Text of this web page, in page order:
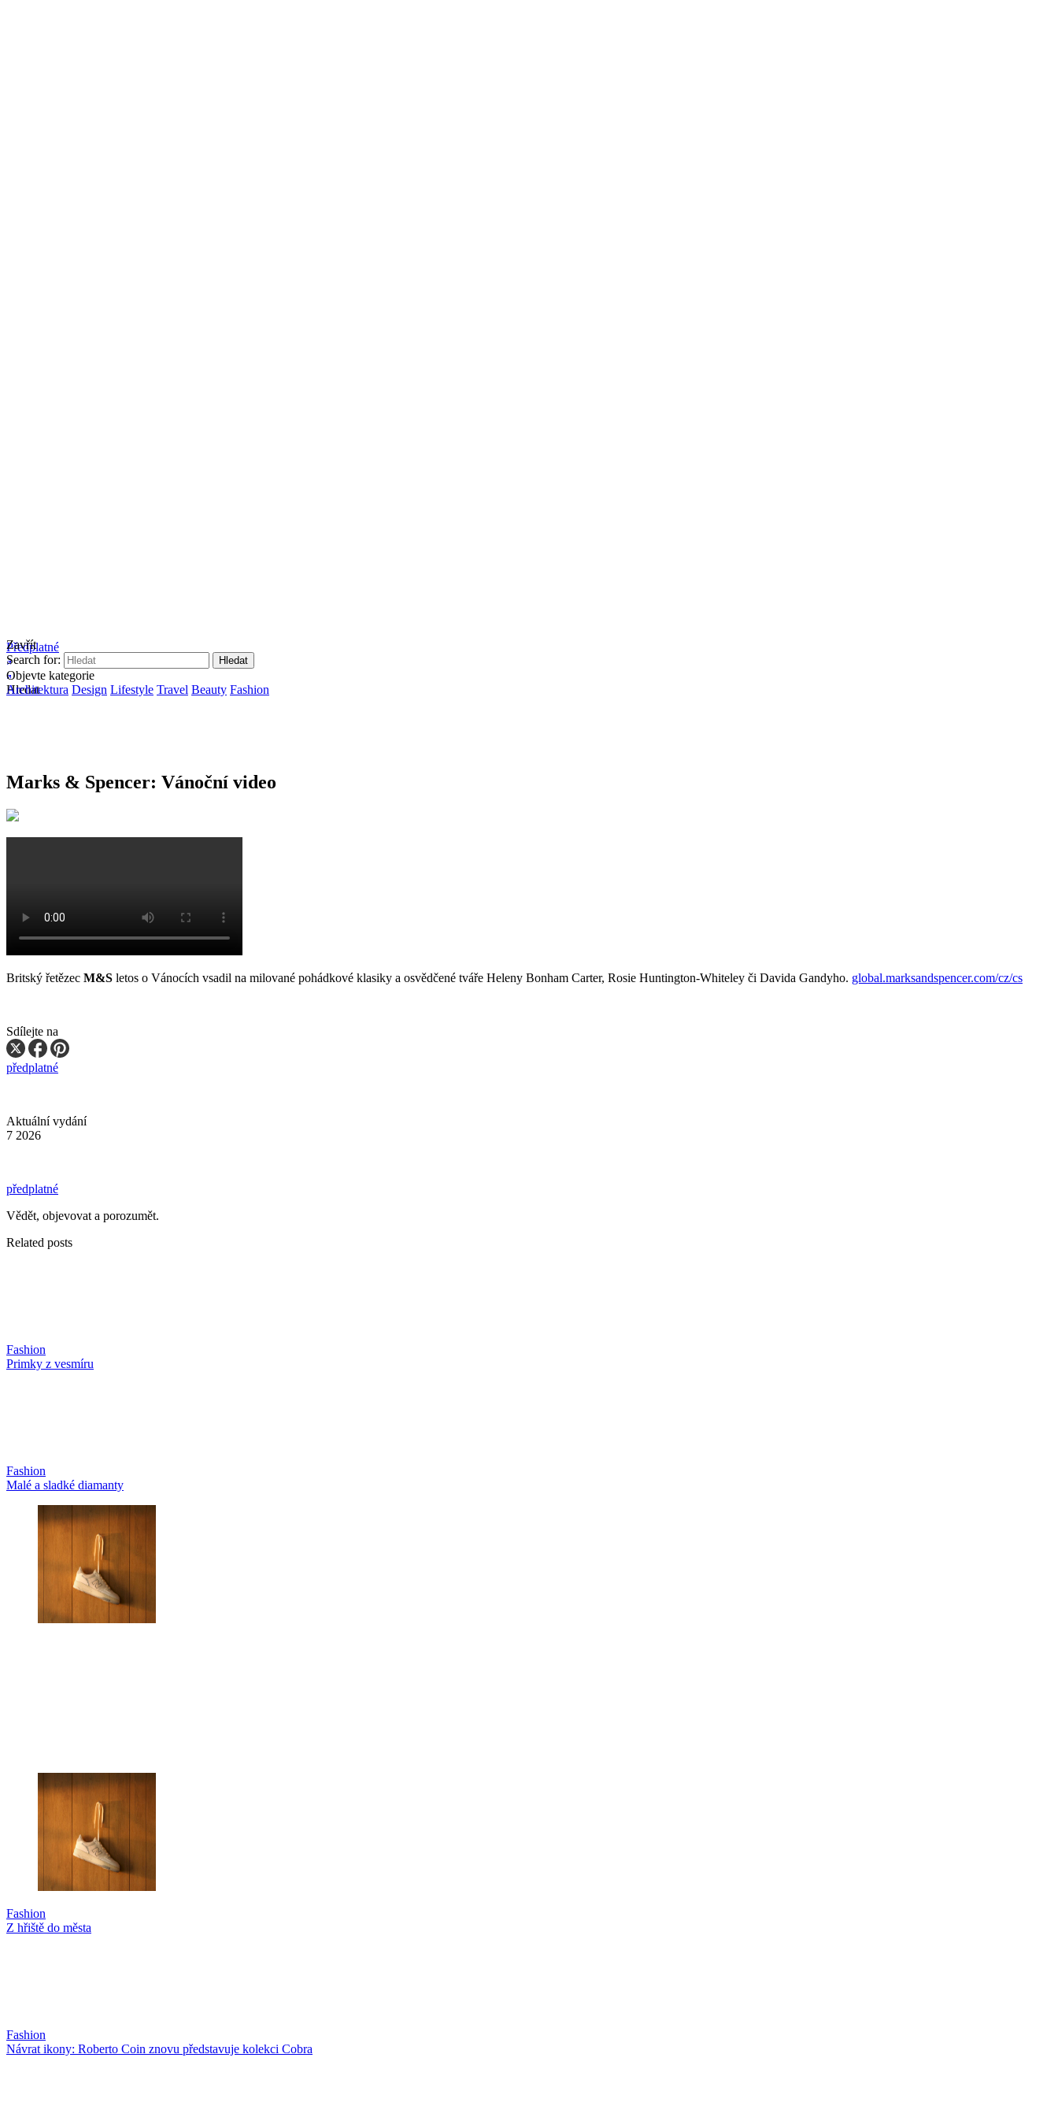
Předplatné
Hledat
Zavřít
Search for:
Objevte kategorie
Architektura Design Lifestyle Travel Beauty Fashion
Marks & Spencer: Vánoční video
Britský řetězec M&S letos o Vánocích vsadil na milované pohádkové klasiky a osvědčené tváře Heleny Bonham Carter, Rosie Huntington-Whiteley či Davida Gandyho. global.marksandspencer.com/cz/cs
Sdílejte na
předplatné
Aktuální vydání
7 2026
předplatné
Vědět, objevovat a porozumět.
Related posts
Fashion
Primky z vesmíru
Fashion
Malé a sladké diamanty
Fashion
Z hřiště do města
Fashion
Návrat ikony: Roberto Coin znovu představuje kolekci Cobra